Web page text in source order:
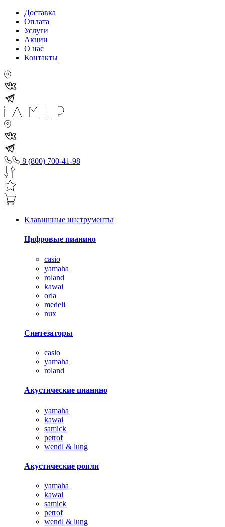
Доставка
Оплата
Услуги
Акции
О нас
Контакты
8 (800) 700-41-98
Клавишные инструменты
Цифровые пианино
casio
yamaha
roland
kawai
orla
medeli
nux
Синтезаторы
casio
yamaha
roland
Акустические пианино
yamaha
kawai
samick
petrof
wendl & lung
Акустические рояли
yamaha
kawai
samick
petrof
wendl & lung